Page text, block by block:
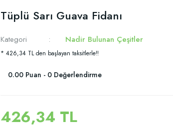
Tüplü Sarı Guava Fidanı
Kategori Nadir Bulunan Çeşitler
* 426,34 TL den başlayan taksitlerle!!
0.00 Puan - 0 Değerlendirme
426,34 TL